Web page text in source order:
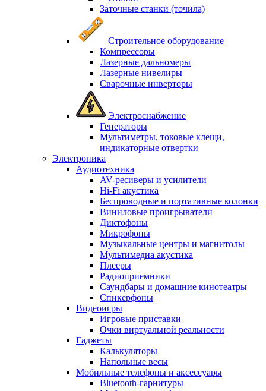
Заточные станки (точила)
Строительное оборудование
Компрессоры
Лазерные дальномеры
Лазерные нивелиры
Сварочные инверторы
Электроснабжение
Генераторы
Мультиметры, токовые клещи,
индикаторные отвертки
Электроника
Аудиотехника
AV-ресиверы и усилители
Hi-Fi акустика
Беспроводные и портативные колонки
Виниловые проигрыватели
Диктофоны
Микрофоны
Музыкальные центры и магнитолы
Мультимедиа акустика
Плееры
Радиоприемники
Саундбары и домашние кинотеатры
Спикерфоны
Видеоигры
Игровые приставки
Очки виртуальной реальности
Гаджеты
Калькуляторы
Напольные весы
Мобильные телефоны и аксессуары
Bluetooth-гарнитуры